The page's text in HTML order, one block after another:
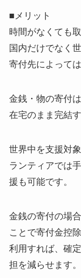
■メリット
時間がなくても
国内だけでなく
寄付先によって
金銭・物の寄付
在宅のまま完結
世界中を支援対
ランティアでは
援も可能です。
金銭の寄付の場
ことで寄付金控
利用すれば、確
担を減らせます。